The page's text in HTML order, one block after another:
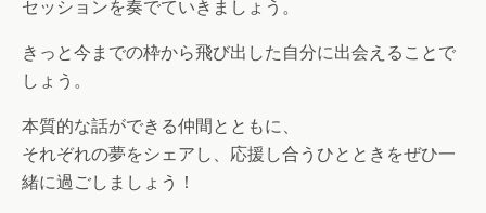
セッションを奏でていきましょう。
きっと今までの枠から飛び出した自分に出会えることで
しょう。
本質的な話ができる仲間とともに、
それぞれの夢をシェアし、応援し合うひとときをぜひ一
緒に過ごしましょう！